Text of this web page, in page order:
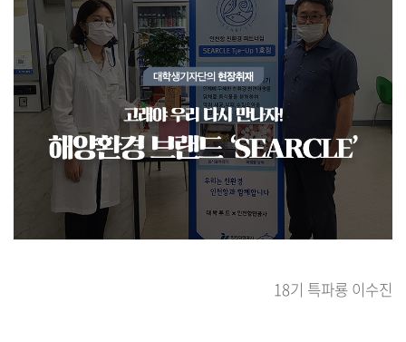
18기 특파룡 이수진